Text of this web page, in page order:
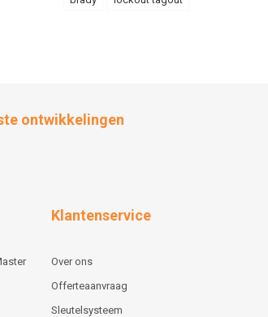
ontwikkelingen
Klantenservice
Over ons
Offerteaanvraag
Sleutelsysteem